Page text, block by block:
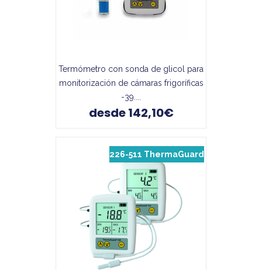
Termómetro con sonda de glicol para
monitorización de cámaras frigoríficas
-39....
desde 142,10€
226-511 ThermaGuard